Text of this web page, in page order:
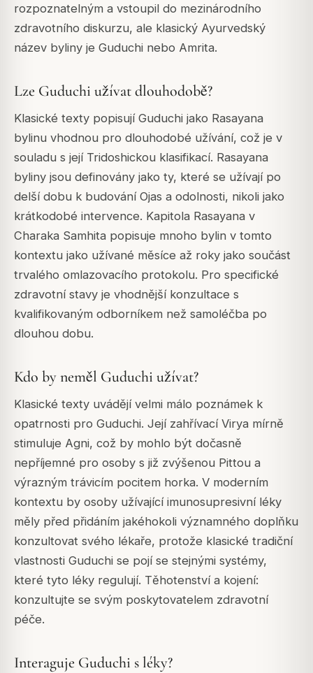
rozpoznatelným a vstoupil do mezinárodního
zdravotního diskurzu, ale klasický Ayurvedský
název byliny je Guduchi nebo Amrita.
Lze Guduchi užívat dlouhodobě?
Klasické texty popisují Guduchi jako Rasayana
bylinu vhodnou pro dlouhodobé užívání, což je v
souladu s její Tridoshickou klasifikací. Rasayana
byliny jsou definovány jako ty, které se užívají po
delší dobu k budování Ojas a odolnosti, nikoli jako
krátkodobé intervence. Kapitola Rasayana v
Charaka Samhita popisuje mnoho bylin v tomto
kontextu jako užívané měsíce až roky jako součást
trvalého omlazovacího protokolu. Pro specifické
zdravotní stavy je vhodnější konzultace s
kvalifikovaným odborníkem než samoléčba po
dlouhou dobu.
Kdo by neměl Guduchi užívat?
Klasické texty uvádějí velmi málo poznámek k
opatrnosti pro Guduchi. Její zahřívací Virya mírně
stimuluje Agni, což by mohlo být dočasně
nepříjemné pro osoby s již zvýšenou Pittou a
výrazným trávicím pocitem horka. V moderním
kontextu by osoby užívající imunosupresivní léky
měly před přidáním jakéhokoli významného doplňku
konzultovat svého lékaře, protože klasické tradiční
vlastnosti Guduchi se pojí se stejnými systémy,
které tyto léky regulují. Těhotenství a kojení:
konzultujte se svým poskytovatelem zdravotní
péče.
Interaguje Guduchi s léky?